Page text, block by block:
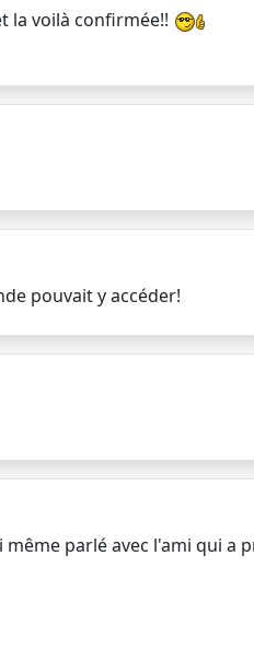
la voilà confirmée!!
pouvait y accéder!
parlé avec l'ami qui a